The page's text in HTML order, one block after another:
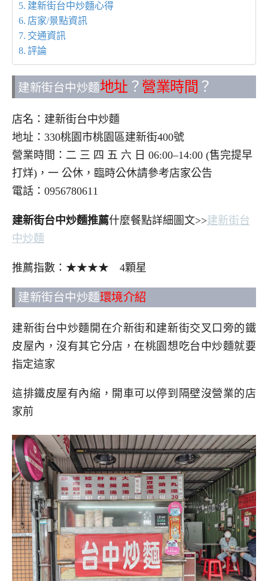
建新街台中炒麵心得
店家/景點資訊
交通資訊
評論
建新街台中炒麵地址 ？ 營業時間 ？
店名：建新街台中炒麵
地址：330桃園市桃園區建新街400號
營業時間：二 三 四 五 六 日 06:00–14:00 (售完提早
打烊)，一 公休，臨時公休請參考店家公告
電話：0956780611
建新街台中炒麵推薦什麼餐點詳細圖文>>建新街台
中炒麵
推薦指數：★★★★ 4顆星
建新街台中炒麵環境介紹
建新街台中炒麵開在介新街和建新街交叉口旁的鐵
皮屋內，沒有其它分店，在桃園想吃台中炒麵就要
指定這家
這排鐵皮屋有內縮，開車可以停到隔壁沒營業的店
家前